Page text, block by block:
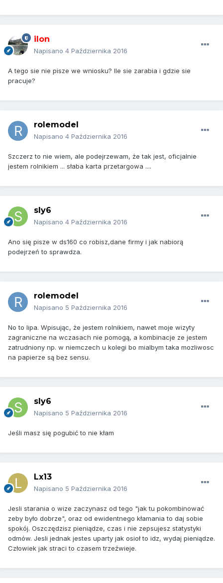
ilon
Napisano 4 Października 2016
A tego sie nie pisze we wniosku? Ile sie zarabia i gdzie sie
pracuje?
rolemodel
Napisano 4 Października 2016
Szczerz to nie wiem, ale podejrzewam, że tak jest, oficjalnie
jestem rolnikiem ... słaba karta przetargowa ....
sly6
Napisano 4 Października 2016
Ano się pisze w ds160 co robisz,dane firmy i jak nabiorą
podejrzeń to sprawdza.
rolemodel
Napisano 5 Października 2016
No to lipa. Wpisując, że jestem rolnikiem, nawet moje wizyty
zagraniczne na wczasach nie pomogą, a kombinacje ze jestem
zatrudniony np. w niemczech u kolegi bo mialbym taka mozliwosc
na papierze są bez sensu.
sly6
Napisano 5 Października 2016
Jeśli masz się pogubić to nie kłam
Lx13
Napisano 5 Października 2016
Jesli starania o wize zaczynasz od tego "jak tu pokombinować
zeby było dobrze", oraz od ewidentnego kłamania to daj sobie
spokój. Oszczędzisz pieniądze, czas i nie zepsujesz statystyki
odmów. Jesli jednak jestes uparty jak osioł to idz, wydaj pieniądze.
Człowiek jak straci to czasem trzeźwieje.